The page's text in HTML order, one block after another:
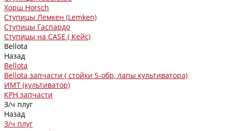
Хорш Horsch
Ступицы Лемкен (Lemken)
Ступицы Гаспардо
Ступицы на CASE ( Кейс)
Bellota
Назад
Bellota
Bellota запчасти ( стойки S-обр, лапы культиватора)
ИМТ (культиватор)
КРН запчасти
З/ч плуг
Назад
З/ч плуг